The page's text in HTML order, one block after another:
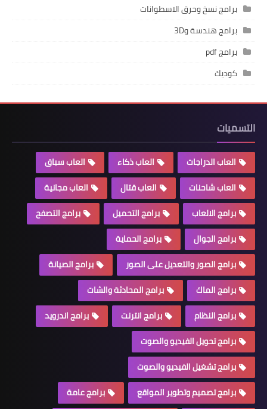
برامج نسخ وحرق الاسطوانات
برامج هندسة و3D
برامج pdf
كوديك
التسميات
العاب الدراجات العاب ذكاء
العاب سباق
العاب شاحنات
العاب قتال
العاب مجانية
برامج الالعاب
برامج التحميل
برامج التصفح
برامج الجوال
برامج الحماية
برامج الصور والتعديل على الصور
برامج الصيانة
برامج الماك
برامج المحادثة والشات
برامج النظام
برامج انترنت
برامج اندرويد
برامج تحويل الفيديو والصوت
برامج تشغيل الفيديو والصوت
برامج تصميم وتطوير المواقع
برامج عامة